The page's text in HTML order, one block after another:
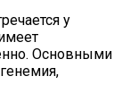
у
Основными